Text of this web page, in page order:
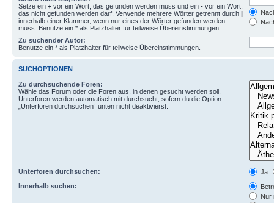
Setze ein + vor ein Wort, das gefunden werden muss und ein - vor ein Wort,
das nicht gefunden werden darf. Verwende mehrere Wörter getrennt durch |
innerhalb einer Klammer, wenn nur eines der Wörter gefunden werden
muss. Benutze ein * als Platzhalter für teilweise Übereinstimmungen.
Zu suchender Autor:
Benutze ein * als Platzhalter für teilweise Übereinstimmungen.
SUCHOPTIONEN
Zu durchsuchende Foren:
Wähle das Forum oder die Foren aus, in denen gesucht werden soll.
Unterforen werden automatisch mit durchsucht, sofern du die Option
„Unterforen durchsuchen“ unten nicht deaktivierst.
Unterforen durchsuchen:
Ja
Innerhalb suchen:
Nur